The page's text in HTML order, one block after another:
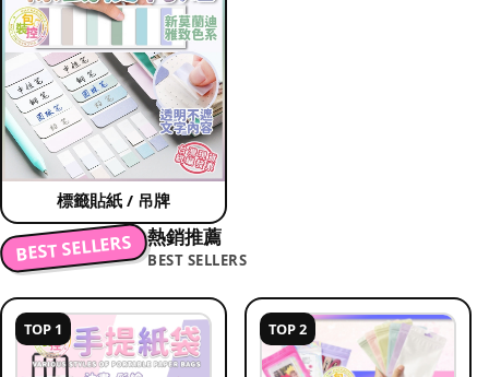
標籤貼紙 / 吊牌
BEST SELLERS 熱銷推薦
BEST SELLERS
TOP 1 TOP 2